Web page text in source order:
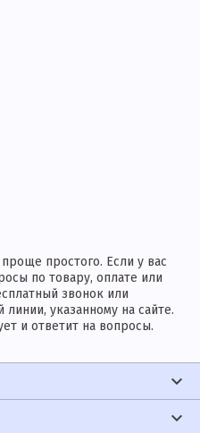
простого. Если у вас
по товару, оплате или
звонок или
указанному на сайте.
и ответит на вопросы.